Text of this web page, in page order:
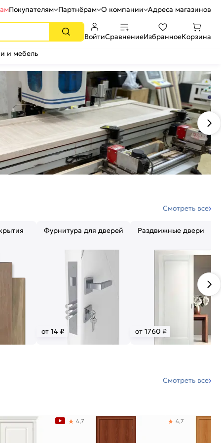
Покупателям Партнёрам О компании Адреса магазинов
ВойтиСравнениеИзбранноеКорзина
и мебель
Смотреть все
Фурнитура для дверей
от 14 ₽
Раздвижные двери
от 1760 ₽
Смотреть все
4,7 4,7